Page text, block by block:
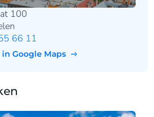
100
66 11
in Google Maps